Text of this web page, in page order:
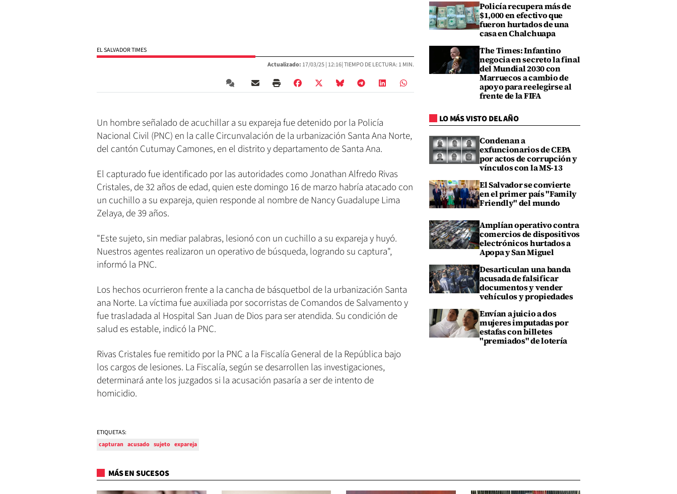
EL SALVADOR TIMES
Actualizado: 17/03/25 | 12:16| TIEMPO DE LECTURA: 1 MIN.
Un hombre señalado de acuchillar a su expareja fue detenido por la Policía
Nacional Civil (PNC) en la calle Circunvalación de la urbanización Santa Ana Norte,
del cantón Cutumay Camones, en el distrito y departamento de Santa Ana.
El capturado fue identificado por las autoridades como Jonathan Alfredo Rivas
Cristales, de 32 años de edad, quien este domingo 16 de marzo habría atacado con
un cuchillo a su expareja, quien responde al nombre de Nancy Guadalupe Lima
Zelaya, de 39 años.
"Este sujeto, sin mediar palabras, lesionó con un cuchillo a su expareja y huyó.
Nuestros agentes realizaron un operativo de búsqueda, logrando su captura",
informó la PNC.
Los hechos ocurrieron frente a la cancha de básquetbol de la urbanización Santa
ana Norte. La víctima fue auxiliada por socorristas de Comandos de Salvamento y
fue trasladada al Hospital San Juan de Dios para ser atendida. Su condición de
salud es estable, indicó la PNC.
Rivas Cristales fue remitido por la PNC a la Fiscalía General de la República bajo
los cargos de lesiones. La Fiscalía, según se desarrollen las investigaciones,
determinará ante los juzgados si la acusación pasaría a ser de intento de
homicidio.
ETIQUETAS:
capturan acusado sujeto expareja
Policía recupera más de
$1,000 en efectivo que
fueron hurtados de una
casa en Chalchuapa
The Times: Infantino
negocia en secreto la final
del Mundial 2030 con
Marruecos a cambio de
apoyo para reelegirse al
frente de la FIFA
LO MÁS VISTO DEL AÑO
Condenan a
exfuncionarios de CEPA
por actos de corrupción y
vínculos con la MS-13
El Salvador se convierte
en el primer país "Family
Friendly" del mundo
Amplían operativo contra
comercios de dispositivos
electrónicos hurtados a
Apopa y San Miguel
Desarticulan una banda
acusada de falsificar
documentos y vender
vehículos y propiedades
Envían a juicio a dos
mujeres imputadas por
estafas con billetes
"premiados" de lotería
MÁS EN SUCESOS